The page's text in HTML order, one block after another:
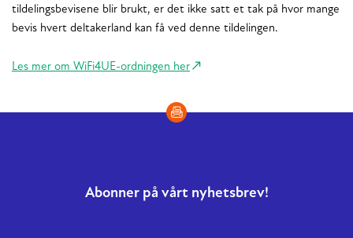
tildelingsbevisene blir brukt, er det ikke satt et tak på hvor mange
bevis hvert deltakerland kan få ved denne tildelingen.
Les mer om WiFi4UE-ordningen her
Abonner på vårt nyhetsbrev!